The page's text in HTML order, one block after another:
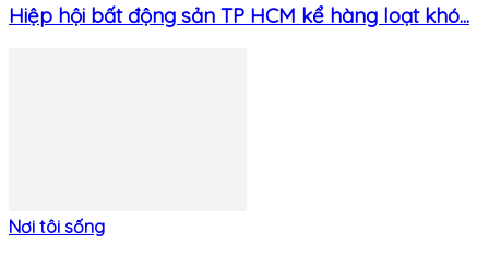
Hiệp hội bất động sản TP HCM kể hàng loạt khó...
Nơi tôi sống